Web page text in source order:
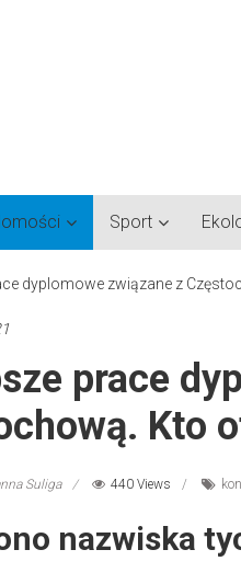
Sport
prace
Kto
Suliga 440 Views
nazwiska